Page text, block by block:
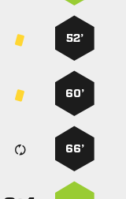
52’
60’
66’